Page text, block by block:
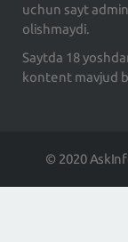
uchun sayt
olishmaydi.
Saytda 18
kontent mavjud
© 2020